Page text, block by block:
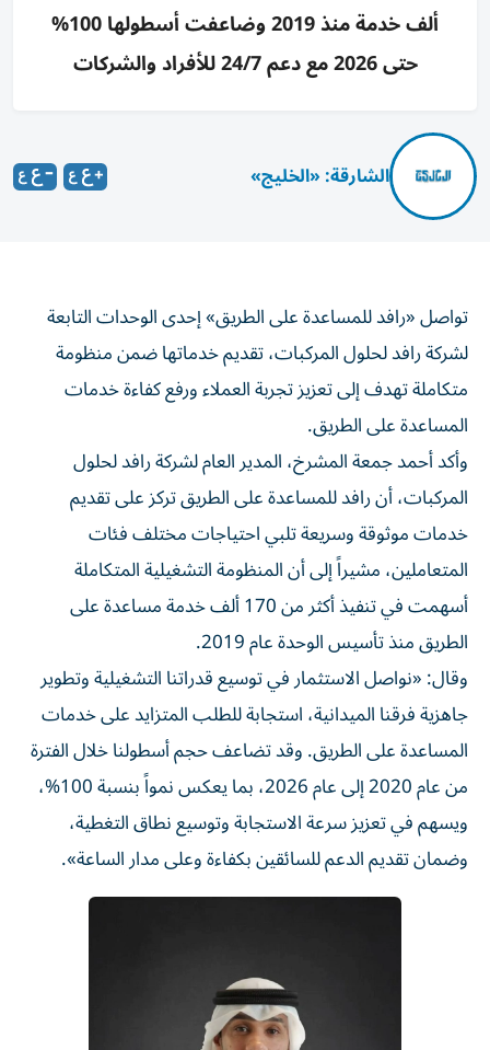
ألف خدمة منذ 2019 وضاعفت أسطولها 100%
حتى 2026 مع دعم 24/7 للأفراد والشركات
الشارقة: «الخليج»
تواصل «رافد للمساعدة على الطريق» إحدى الوحدات التابعة
لشركة رافد لحلول المركبات، تقديم خدماتها ضمن منظومة
متكاملة تهدف إلى تعزيز تجربة العملاء ورفع كفاءة خدمات
المساعدة على الطريق.
وأكد أحمد جمعة المشرخ، المدير العام لشركة رافد لحلول
المركبات، أن رافد للمساعدة على الطريق تركز على تقديم
خدمات موثوقة وسريعة تلبي احتياجات مختلف فئات
المتعاملين، مشيراً إلى أن المنظومة التشغيلية المتكاملة
أسهمت في تنفيذ أكثر من 170 ألف خدمة مساعدة على
الطريق منذ تأسيس الوحدة عام 2019.
وقال: «نواصل الاستثمار في توسيع قدراتنا التشغيلية وتطوير
جاهزية فرقنا الميدانية، استجابة للطلب المتزايد على خدمات
المساعدة على الطريق. وقد تضاعف حجم أسطولنا خلال الفترة
من عام 2020 إلى عام 2026، بما يعكس نمواً بنسبة 100%،
ويسهم في تعزيز سرعة الاستجابة وتوسيع نطاق التغطية،
وضمان تقديم الدعم للسائقين بكفاءة وعلى مدار الساعة».